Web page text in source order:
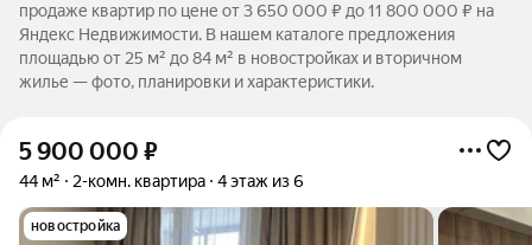
продаже квартир по цене от 3 650 000 ₽ до 11 800 000 ₽ на
Яндекс Недвижимости. В нашем каталоге предложения
площадью от 25 м² до 84 м² в новостройках и вторичном
жилье — фото, планировки и характеристики.
5 900 000 ₽
44 м² 2-комн. квартира 4 этаж из 6
новостройка